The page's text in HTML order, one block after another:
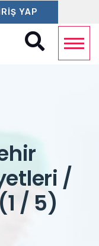
YAP
/
/ 5)